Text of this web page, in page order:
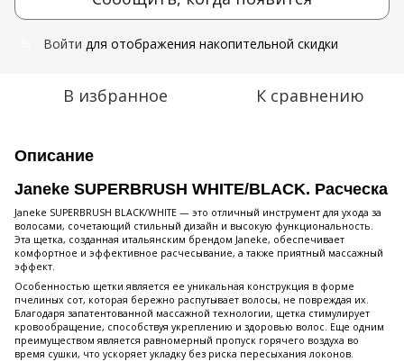
Войти для отображения накопительной скидки
В избранное К сравнению
Описание
Janeke SUPERBRUSH WHITE/BLACK. Расческа
Janeke SUPERBRUSH BLACK/WHITE — это отличный инструмент для ухода за
волосами, сочетающий стильный дизайн и высокую функциональность.
Эта щетка, созданная итальянским брендом Janeke, обеспечивает
комфортное и эффективное расчесывание, а также приятный массажный
эффект.
Особенностью щетки является ее уникальная конструкция в форме
пчелиных сот, которая бережно распутывает волосы, не повреждая их.
Благодаря запатентованной массажной технологии, щетка стимулирует
кровообращение, способствуя укреплению и здоровью волос. Еще одним
преимуществом является равномерный пропуск горячего воздуха во
время сушки, что ускоряет укладку без риска пересыхания локонов.